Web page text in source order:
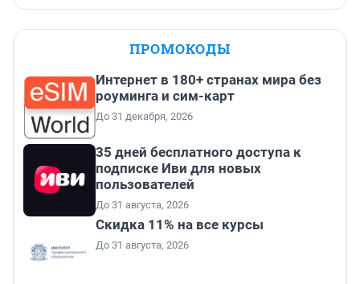
ПРОМОКОДЫ
Интернет в 180+ странах мира без
роуминга и сим-карт
До 31 декабря, 2026
35 дней бесплатного доступа к
подписке Иви для новых
пользователей
До 31 августа, 2026
Скидка 11% на все курсы
До 31 августа, 2026